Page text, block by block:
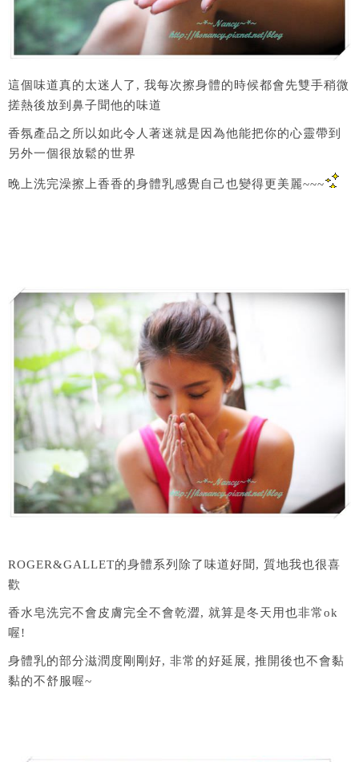
這個味道真的太迷人了, 我每次擦身體的時候都會先雙手稍微
搓熱後放到鼻子聞他的味道
香氛產品之所以如此令人著迷就是因為他能把你的心靈帶到
另外一個很放鬆的世界
晚上洗完澡擦上香香的身體乳感覺自己也變得更美麗~~~
ROGER&GALLET的身體系列除了味道好聞, 質地我也很喜
歡
香水皂洗完不會皮膚完全不會乾澀, 就算是冬天用也非常ok
喔!
身體乳的部分滋潤度剛剛好, 非常的好延展, 推開後也不會黏
黏的不舒服喔~